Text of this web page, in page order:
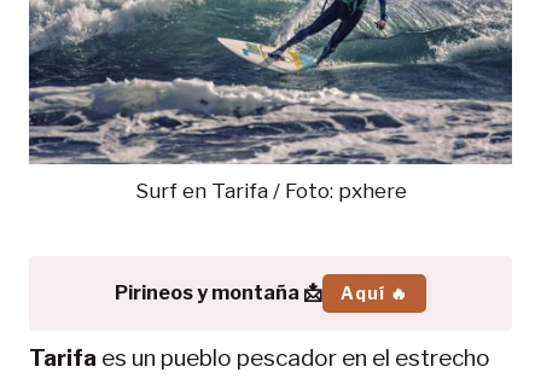
Surf en Tarifa / Foto: pxhere
Pirineos y montaña 📩 Aquí 🔥
Tarifa es un pueblo pescador en el estrecho